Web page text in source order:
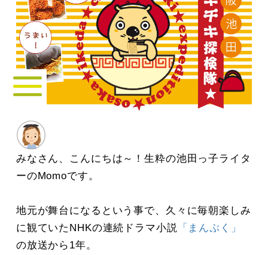
みなさん、こんにちは～！生粋の池田っ子ライタ
ーのMomoです。
地元が舞台になるという事で、久々に毎朝楽しみ
に観ていたNHKの連続ドラマ小説
「まんぷく」
の放送から1年。